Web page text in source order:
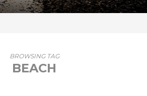
BROWSING TAG
BEACH